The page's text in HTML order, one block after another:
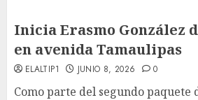
Inicia Erasmo González
en avenida Tamaulipas
ELALTIP1 JUNIO 8, 2026 0
Como parte del segundo paquete